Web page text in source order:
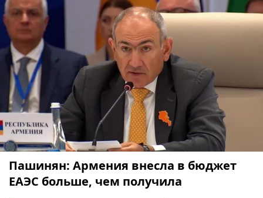
Пашинян: Армения внесла в бюджет
ЕАЭС больше, чем получила